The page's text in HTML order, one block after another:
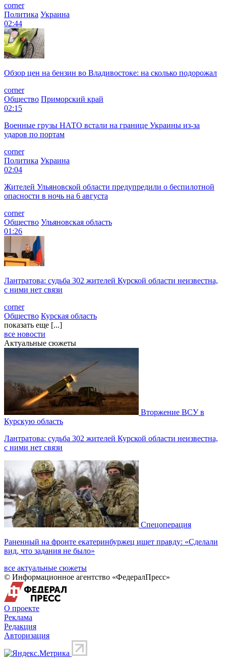
corner
Политика Украина
02:44
Обзор цен на бензин во Владивостоке: на сколько подорожал
corner
Общество Приморский край
02:15
Военные грузы НАТО встали на границе Украины из-за
ударов по портам
corner
Политика Украина
02:04
Жителей Ульяновской области предупредили о беспилотной
опасности в ночь на 6 августа
corner
Общество Ульяновская область
01:26
Лантратова: судьба 302 жителей Курской области неизвестна,
с ними нет связи
corner
Общество Курская область
показать еще [...]
все новости
Актуальные сюжеты
Вторжение ВСУ в
Курскую область
Лантратова: судьба 302 жителей Курской области неизвестна,
с ними нет связи
Спецоперация
Раненный на фронте екатеринбуржец ищет правду: «Сделали
вид, что задания не было»
все актуальные сюжеты
© Информационное агентство «ФедералПресс»
О проекте
Реклама
Редакция
Авторизация